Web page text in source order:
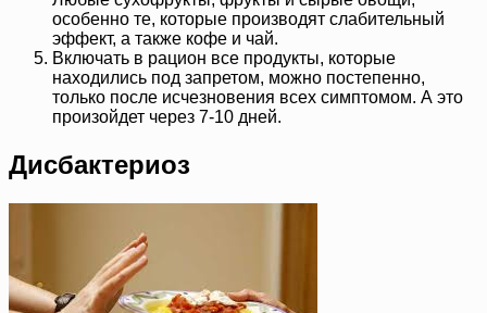
особенно те, которые производят слабительный
эффект, а также кофе и чай.
Включать в рацион все продукты, которые
находились под запретом, можно постепенно,
только после исчезновения всех симптомом. А это
произойдет через 7-10 дней.
Дисбактериоз